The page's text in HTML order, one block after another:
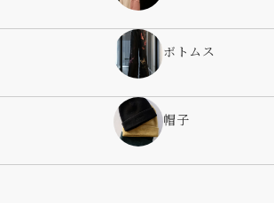
ボトムス
帽子